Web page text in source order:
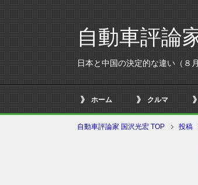
自動車評論
日本と中国の決定的な違い（８
ホーム クルマ
自動車評論家 国沢光宏 TOP 投稿